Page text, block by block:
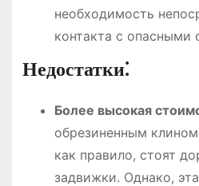
необходимость
контакта с опасными
Недостатки⁚
Более высокая
обрезиненным
как правило, стоят
задвижки. Однако,